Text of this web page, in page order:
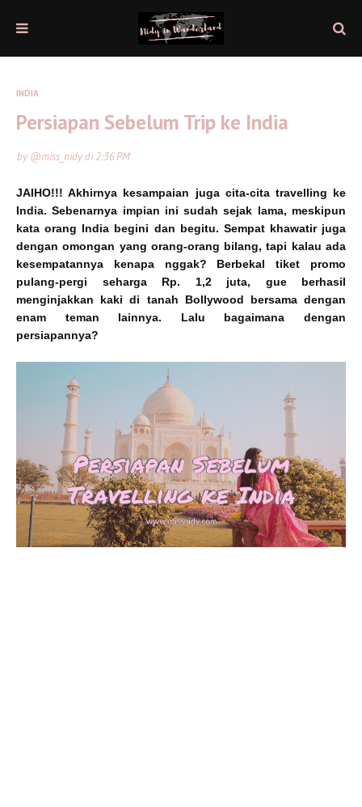
INDIA
Persiapan Sebelum Trip ke India
by @miss_nidydi2:36 PM
JAIHO!!! Akhirnya kesampaian juga cita-cita travelling ke
India. Sebenarnya impian ini sudah sejak lama, meskipun
kata orang India begini dan begitu. Sempat khawatir juga
dengan omongan yang orang-orang bilang, tapi kalau ada
kesempatannya kenapa nggak? Berbekal tiket promo
pulang-pergi seharga Rp. 1,2 juta, gue berhasil
menginjakkan kaki di tanah Bollywood bersama dengan
enam teman lainnya. Lalu bagaimana dengan
persiapannya?